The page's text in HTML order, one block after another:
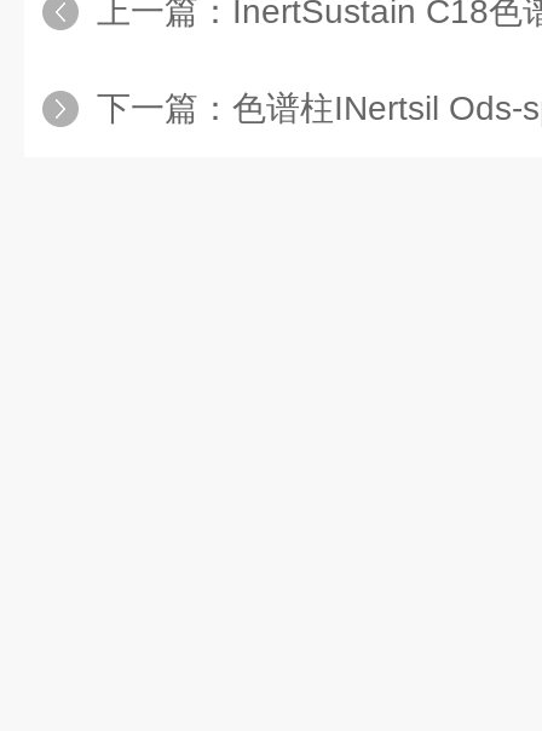
上一篇： InertSustain C18色
下一篇： 色谱柱INertsil Ods-sp